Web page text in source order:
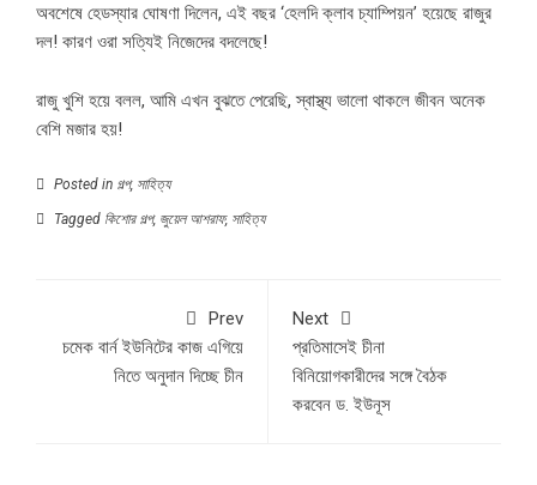
অবশেষে হেডস্যার ঘোষণা দিলেন, এই বছর ‘হেলদি ক্লাব চ্যাম্পিয়ন’ হয়েছে রাজুর
দল! কারণ ওরা সত্যিই নিজেদের বদলেছে!
রাজু খুশি হয়ে বলল, আমি এখন বুঝতে পেরেছি, স্বাস্থ্য ভালো থাকলে জীবন অনেক
বেশি মজার হয়!
Posted in গল্প, সাহিত্য
Tagged কিশোর গল্প, জুয়েল আশরাফ, সাহিত্য
Prev
চমেক বার্ন ইউনিটের কাজ এগিয়ে
নিতে অনুদান দিচ্ছে চীন
Next
প্রতিমাসেই চীনা
বিনিয়োগকারীদের সঙ্গে বৈঠক
করবেন ড. ইউনূস